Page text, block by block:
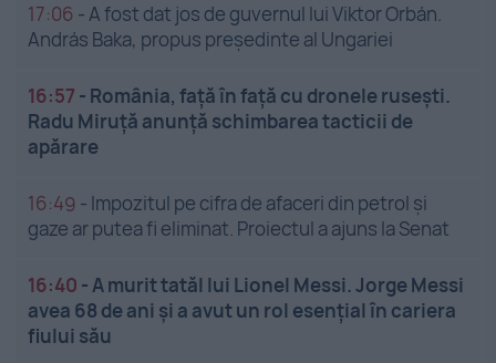
17:06 -A fost dat jos de guvernul lui Viktor Orbán.
András Baka, propus președinte al Ungariei
16:57 - România, față în față cu dronele rusești.
Radu Miruță anunță schimbarea tacticii de
apărare
16:49 - Impozitul pe cifra de afaceri din petrol și
gaze ar putea fi eliminat. Proiectul a ajuns la Senat
16:40 -A murit tatăl lui Lionel Messi. Jorge Messi
avea 68 de ani și a avut un rol esențial în cariera
fiului său